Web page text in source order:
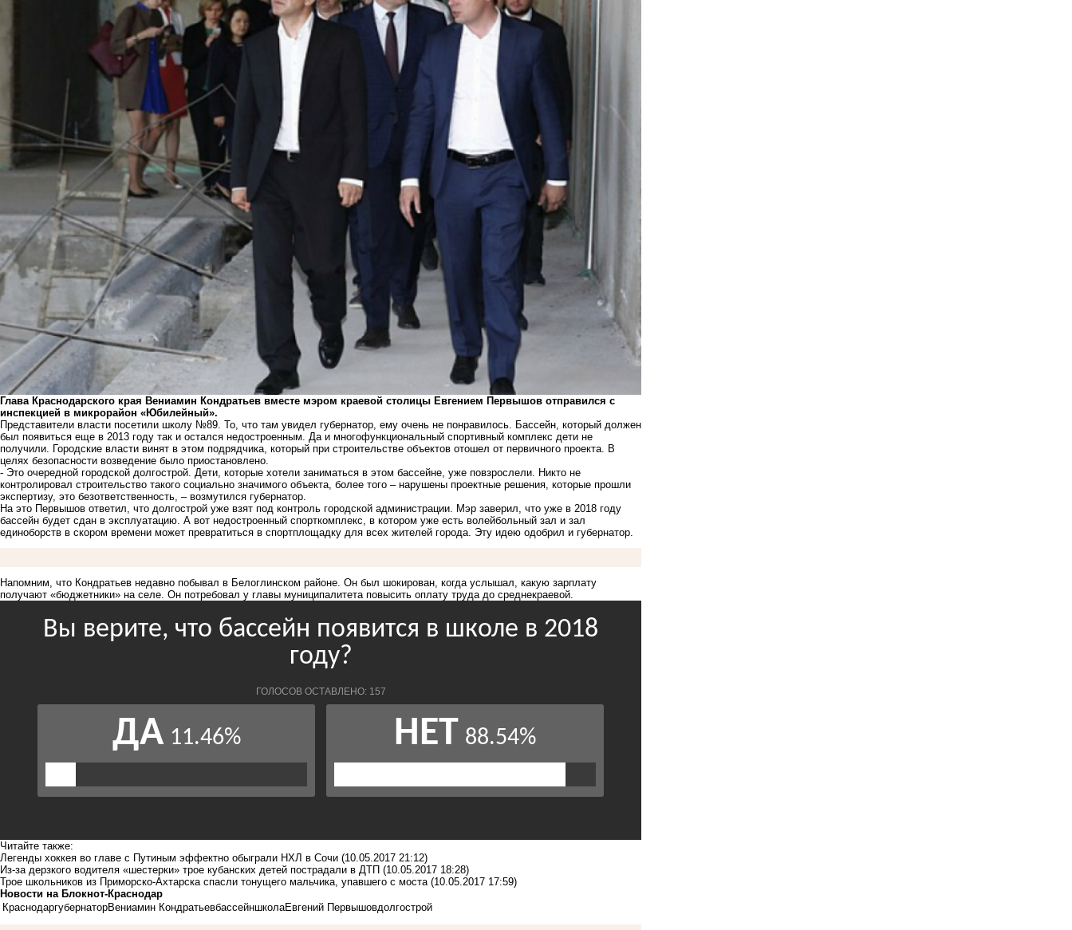
Глава Краснодарского края Вениамин Кондратьев вместе мэром краевой столицы Евгением Первышов отправился с
инспекцией в микрорайон «Юбилейный».
Представители власти посетили школу №89. То, что там увидел губернатор, ему очень не понравилось. Бассейн, который должен
был появиться еще в 2013 году так и остался недостроенным. Да и многофункциональный спортивный комплекс дети не
получили. Городские власти винят в этом подрядчика, который при строительстве объектов отошел от первичного проекта. В
целях безопасности возведение было приостановлено.
- Это очередной городской долгострой. Дети, которые хотели заниматься в этом бассейне, уже повзрослели. Никто не
контролировал строительство такого социально значимого объекта, более того – нарушены проектные решения, которые прошли
экспертизу, это безответственность, – возмутился губернатор.
На это Первышов ответил, что долгострой уже взят под контроль городской администрации. Мэр заверил, что уже в 2018 году
бассейн будет сдан в эксплуатацию. А вот недостроенный спорткомплекс, в котором уже есть волейбольный зал и зал
единоборств в скором времени может превратиться в спортплощадку для всех жителей города. Эту идею одобрил и губернатор.
Напомним, что Кондратьев недавно побывал в Белоглинском районе. Он был шокирован, когда услышал, какую зарплату
получают «бюджетники» на селе . Он потребовал у главы муниципалитета повысить оплату труда до среднекраевой.
Читайте также:
Легенды хоккея во главе с Путиным эффектно обыграли НХЛ в Сочи (10.05.2017 21:12)
Из-за дерзкого водителя «шестерки» трое кубанских детей пострадали в ДТП (10.05.2017 18:28)
Трое школьников из Приморско-Ахтарска спасли тонущего мальчика, упавшего с моста (10.05.2017 17:59)
Новости на Блoкнoт-Краснодар
КраснодаргубернаторВениамин КондратьевбассейншколаЕвгений Первышовдолгострой